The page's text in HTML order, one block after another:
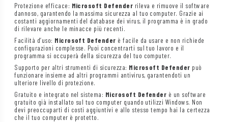
Protezione efficace: Microsoft Defender rileva e rimuove il software
dannoso, garantendo la massima sicurezza al tuo computer. Grazie ai
costanti aggiornamenti del database dei virus, il programma è in grado
di rilevare anche le minacce più recenti.
Facilità d’uso: Microsoft Defender è facile da usare e non richiede
configurazioni complesse. Puoi concentrarti sul tuo lavoro e il
programma si occuperà della sicurezza del tuo computer.
Supporto per altri strumenti di sicurezza: Microsoft Defender può
funzionare insieme ad altri programmi antivirus, garantendoti un
ulteriore livello di protezione.
Gratuito e integrato nel sistema: Microsoft Defender è un software
gratuito già installato sul tuo computer quando utilizzi Windows. Non
devi preoccuparti di costi aggiuntivi e allo stesso tempo hai la certezza
che il tuo computer è protetto.